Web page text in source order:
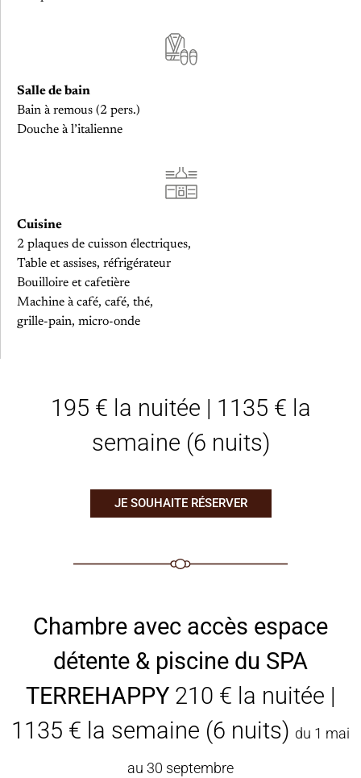
Salle de bain
Bain à remous (2 pers.)
Douche à l’italienne
Cuisine
2 plaques de cuisson électriques,
Table et assises, réfrigérateur
Bouilloire et cafetière
Machine à café, café, thé,
grille-pain, micro-onde
195 € la nuitée | 1135 € la
semaine (6 nuits)
JE SOUHAITE RÉSERVER
Chambre avec accès espace
détente & piscine du SPA
TERREHAPPY 210 € la nuitée |
1135 € la semaine (6 nuits) du 1 mai
au 30 septembre